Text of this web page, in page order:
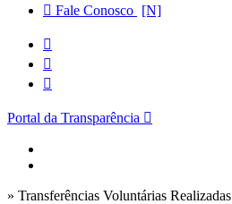
Fale Conosco
Portal da Transparência
» Transferências Voluntárias Realizadas